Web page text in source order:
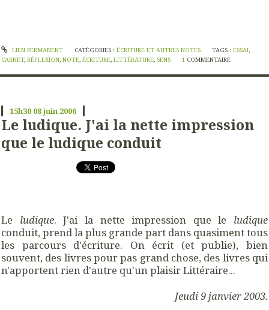
LIEN PERMANENT CATÉGORIES : ÉCRITURE ET AUTRES NOTES TAGS :ESSAI,
CARNET, RÉFLEXION, NOTE, ÉCRITURE, LITTÉRATURE, SENS 1 COMMENTAIRE
15h30 08juin 2006
Le ludique. J'ai la nette impression
que le ludique conduit
Le ludique. J'ai la nette impression que le ludique
conduit, prend la plus grande part dans quasiment tous
les parcours d'écriture. On écrit (et publie), bien
souvent, des livres pour pas grand chose, des livres qui
n'apportent rien d'autre qu'un plaisir Littéraire...
Jeudi 9 janvier 2003.